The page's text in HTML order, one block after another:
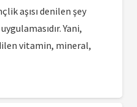
aşısı denilen şey
Yani,
vitamin, mineral,